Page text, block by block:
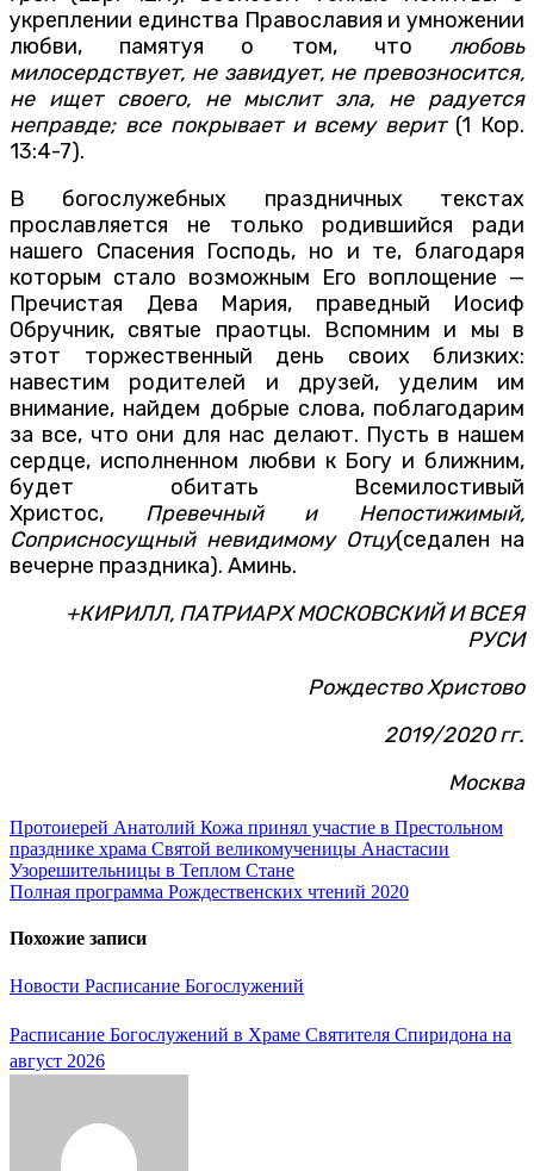
укреплении единства Православия и умножении
любви, памятуя о том, что любовь
милосердствует, не завидует, не превозносится,
не ищет своего, не мыслит зла, не радуется
неправде; все покрывает и всему верит(1 Кор.
13:4-7).
В богослужебных праздничных текстах
прославляется не только родившийся ради
нашего Спасения Господь, но и те, благодаря
которым стало возможным Его воплощение —
Пречистая Дева Мария, праведный Иосиф
Обручник, святые праотцы. Вспомним и мы в
этот торжественный день своих близких:
навестим родителей и друзей, уделим им
внимание, найдем добрые слова, поблагодарим
за все, что они для нас делают. Пусть в нашем
сердце, исполненном любви к Богу и ближним,
будет обитать Всемилостивый
Христос, Превечный и Непостижимый,
Соприсносущный невидимому Отцу(седален на
вечерне праздника). Аминь.
+КИРИЛЛ, ПАТРИАРХ МОСКОВСКИЙ И ВСЕЯ
РУСИ
Рождество Христово
2019/2020 гг.
Москва
Навигация
по
записям
Протоиерей Анатолий Кожа принял участие в Престольном
празднике храма Святой великомученицы Анастасии
Узорешительницы в Теплом Стане
Полная программа Рождественских чтений 2020
Похожие записи
Новости Расписание Богослужений
Расписание Богослужений в Храме Святителя Спиридона на
август 2026